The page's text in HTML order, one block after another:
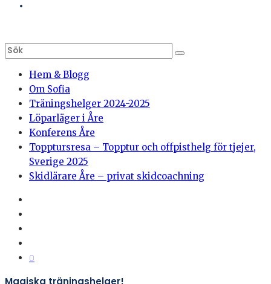
Hem & Blogg
Om Sofia
Träningshelger 2024-2025
Löparläger i Åre
Konferens Åre
Topptursresa – Topptur och offpisthelg för tjejer,
Sverige 2025
Skidlärare Åre – privat skidcoachning
0